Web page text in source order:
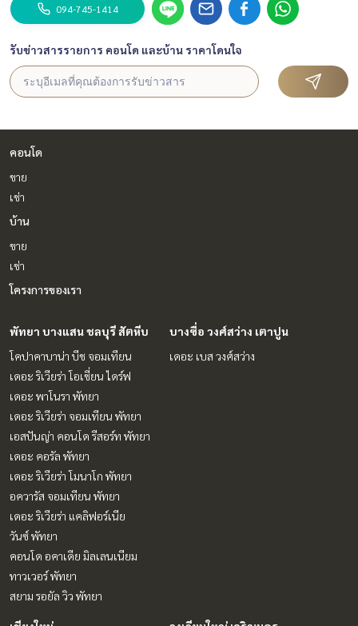
094-745-1414
รับข่าวสารรายการ คอนโด และบ้าน ราคาโดนใจ
คอนโด
ขาย
เช่า
บ้าน
ขาย
เช่า
โครงการของเรา
พัทยา บางแสน ชลบุรี สัตหีบ
โคปาคาบาน่า บีช จอมเทียน
เดอะ ริเวียร่า โอเชี่ยน ไดร์ฟ
เดอะ พาโนรา พัทยา
เดอะ ริเวียร่า จอมเทียน พัทยา
เอสปันญ่า คอนโด รีสอร์ท พัทยา
เดอะ คอรัล พัทยา
เดอะ ริเวียร่า โมนาโก พัทยา
อควารัส จอมเทียน พัทยา
เดอะ ริเวียร่า แคลิฟอร์เนีย
วันซ์ พัทยา
คอนโด อคาเดีย มิลเลนเนียม
ทาวเวอร์ พัทยา
สยาม รอยัล วิว พัทยา
บางซื่อ วงศ์สว่าง เตาปูน
เดอะ เบส วงศ์สว่าง